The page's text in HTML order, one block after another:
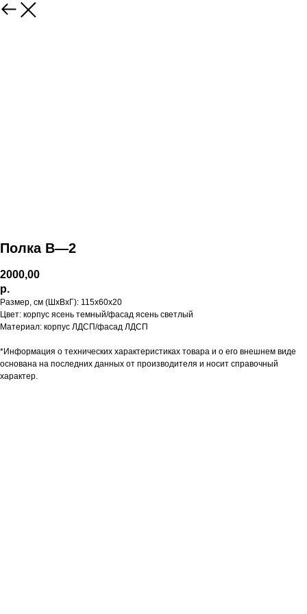
Полка В—2
2000,00
р.
Размер, см (ШхВхГ): 115х60х20
Цвет: корпус ясень темный/фасад ясень светлый
Материал: корпус ЛДСП/фасад ЛДСП
*Информация о технических характеристиках товара и о его внешнем виде
основана на последних данных от производителя и носит справочный
характер.